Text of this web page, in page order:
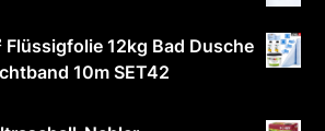
Flüssigfolie 12kg Bad Dusche
10m SET42